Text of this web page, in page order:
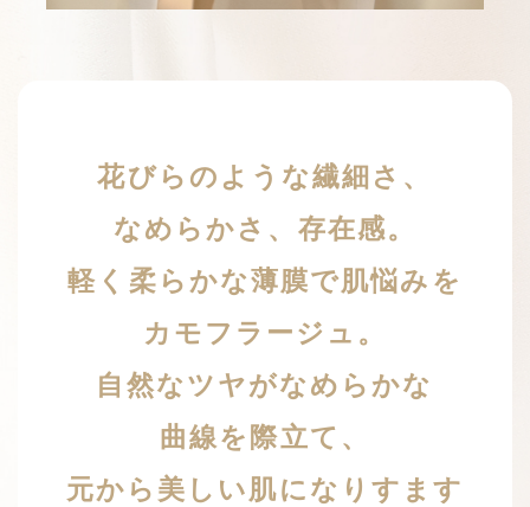
花びらのような繊細さ、
なめらかさ、存在感。
軽く柔らかな薄膜で肌悩みを
カモフラージュ。
自然なツヤがなめらかな
曲線を際立て、
元から美しい肌になりすます